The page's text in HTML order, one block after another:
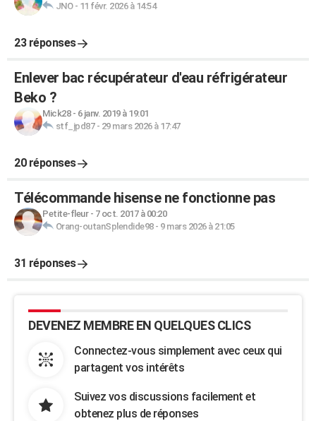
JNO- 11 févr. 2026 à 14:54
23 réponses
Enlever bac récupérateur d'eau réfrigérateur
Beko ?
Mick28- 6 janv. 2019 à 19:01
stf_jpd87- 29 mars 2026 à 17:47
20 réponses
Télécommande hisense ne fonctionne pas
Petite-fleur- 7 oct. 2017 à 00:20
Orang-outanSplendide98- 9 mars 2026 à 21:05
31 réponses
DEVENEZ MEMBRE EN QUELQUES CLICS
Connectez-vous simplement avec ceux qui
partagent vos intérêts
Suivez vos discussions facilement et
obtenez plus de réponses